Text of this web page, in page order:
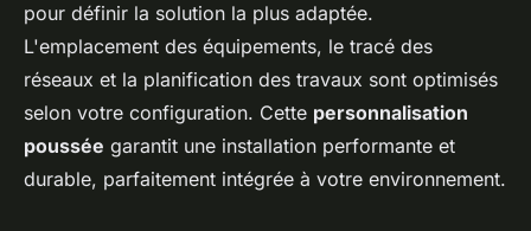
pour définir la solution la plus adaptée.
L'emplacement des équipements, le tracé des
réseaux et la planification des travaux sont optimisés
selon votre configuration. Cette personnalisation
poussée garantit une installation performante et
durable, parfaitement intégrée à votre environnement.